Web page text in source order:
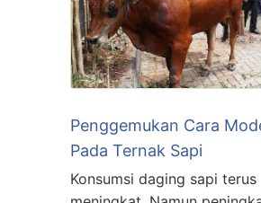
Penggemukan Cara
Pada Ternak Sapi
Konsumsi daging sapi terus